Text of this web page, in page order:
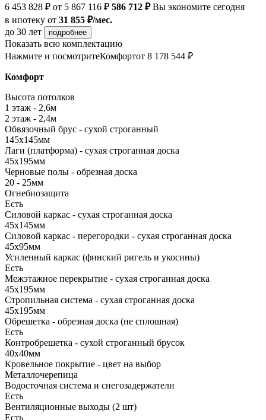
6 453 828 ₽ от 5 867 116 ₽ 586 712 ₽Вы экономите сегодня
в ипотеку от 31 855 ₽/мес.
до 30 лет
подробнее
Показать всю комплектацию
Нажмите и посмотритеКомфортот 8 178 544 ₽
Комфорт
Высота потолков
1 этаж - 2,6м
2 этаж - 2,4м
Обвязочный брус - сухой строганный
145х145мм
Лаги (платформа) - сухая строганная доска
45х195мм
Черновые полы - обрезная доска
20 - 25мм
Огнебиозащита
Есть
Силовой каркас - сухая строганная доска
45х145мм
Силовой каркас - перегородки - сухая строганная доска
45х95мм
Усиленный каркас (финский ригель и укосины)
Есть
Межэтажное перекрытие - сухая строганная доска
45х195мм
Стропильная система - сухая строганная доска
45х195мм
Обрешетка - обрезная доска (не сплошная)
Есть
Контробрешетка - сухой строганный брусок
40х40мм
Кровельное покрытие - цвет на выбор
Металлочерепица
Водосточная система и снегозадержатели
Есть
Вентиляционные выходы (2 шт)
Есть